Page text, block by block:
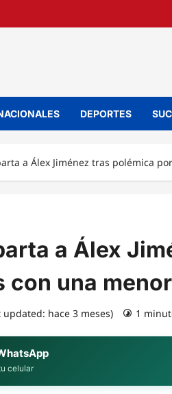
DEPORTES
a Álex Jiménez tras polémica
a Álex
con una menor
updated: hace 3 meses) 1
celular